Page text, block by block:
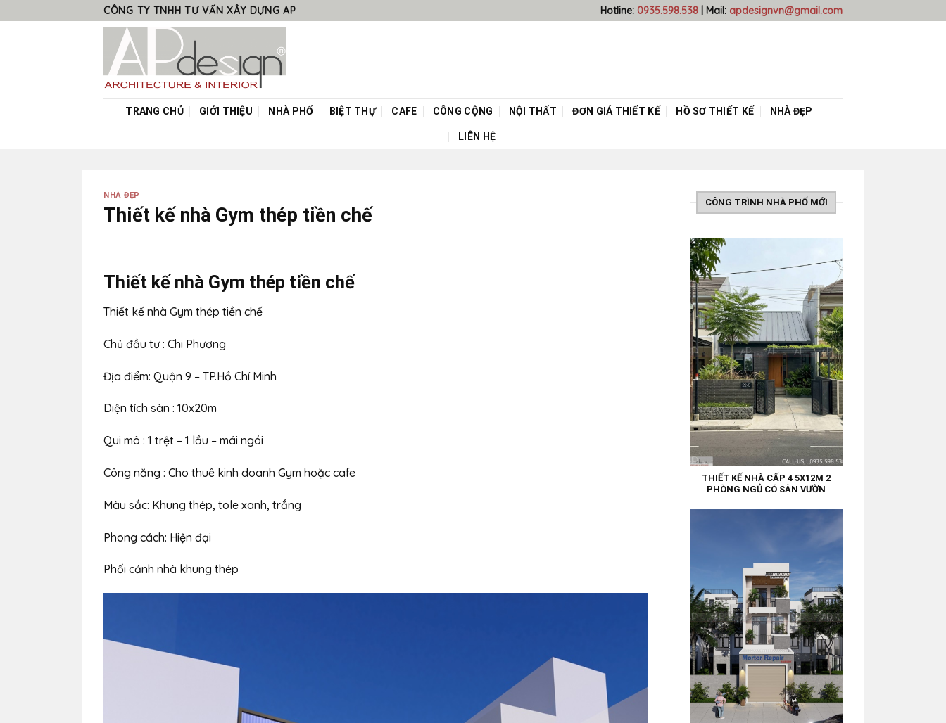
to
CÔNG TY TNHH TƯ VẤN XÂY DỰNG AP Hotline: 0935.598.538| Mail: apdesignvn@gmail.com
TRANG CHỦ GIỚI THIỆU NHÀ PHỐ BIỆT THỰ CAFE CÔNG CỘNG NỘI THẤT ĐƠN GIÁ THIẾT KẾ HỒ SƠ THIẾT KẾ NHÀ ĐẸP
LIÊN HỆ
NHÀ ĐẸP
Thiết kế nhà Gym thép tiền chế
Thiết kế nhà Gym thép tiền chế
Thiết kế nhà Gym thép tiền chế
Chủ đầu tư : Chi Phương
Địa điểm: Quận 9 – TP.Hồ Chí Minh
Diện tích sàn : 10x20m
Qui mô : 1 trệt – 1 lầu – mái ngói
Công năng : Cho thuê kinh doanh Gym hoặc cafe
Màu sắc: Khung thép, tole xanh, trắng
Phong cách: Hiện đại
Phối cảnh nhà khung thép
CÔNG TRÌNH NHÀ PHỐ MỚI
THIẾT KẾ NHÀ CẤP 4 5X12M 2
PHÒNG NGỦ CÓ SÂN VƯỜN